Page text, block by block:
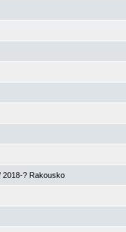
2018-? Rakousko